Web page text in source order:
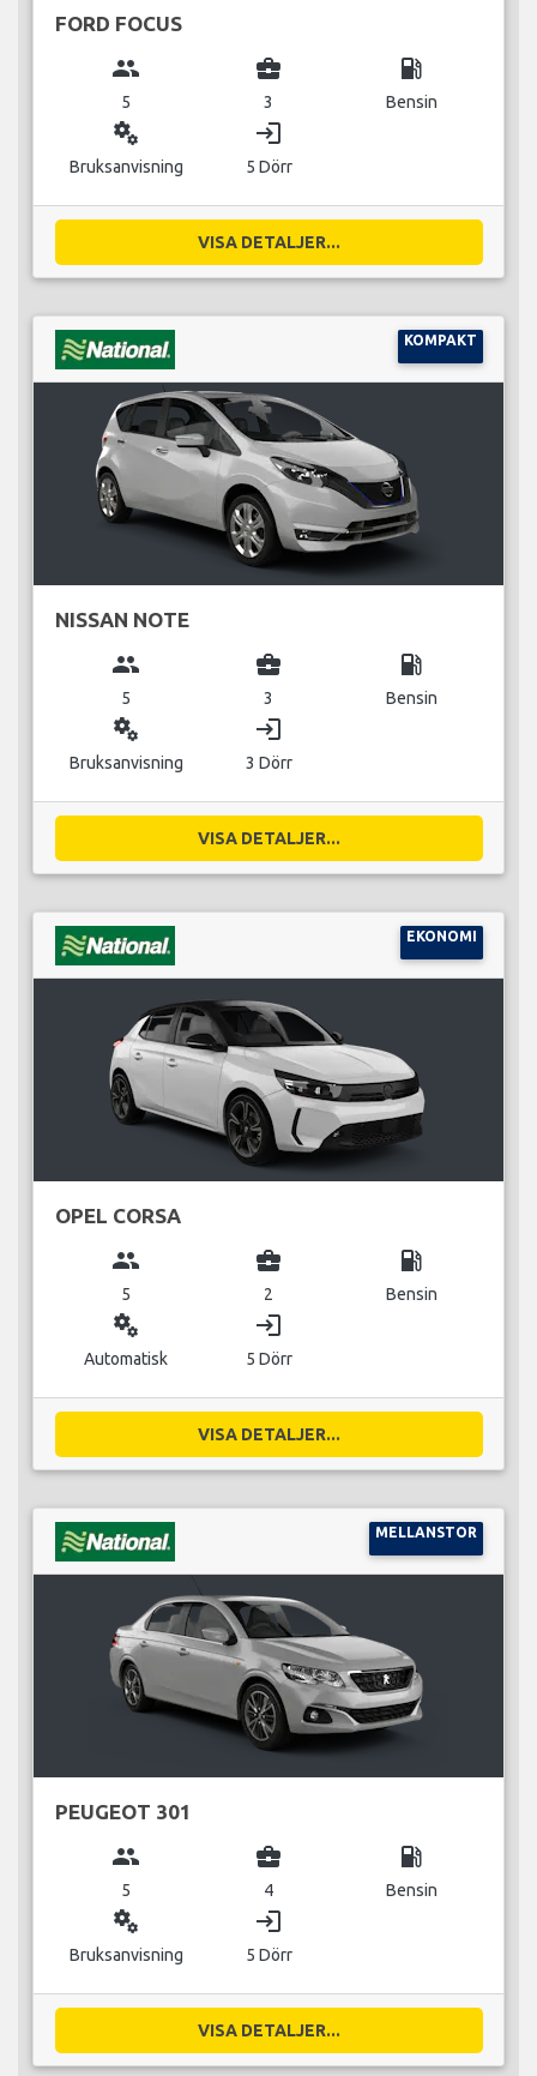
FORD FOCUS
group
5
business_center
3
local_gas_station
Bensin
miscellaneous_services
Bruksanvisning
login
5 Dörr
VISA DETALJER...
KOMPAKT
NISSAN NOTE
group
5
business_center
3
local_gas_station
Bensin
miscellaneous_services
Bruksanvisning
login
3 Dörr
VISA DETALJER...
EKONOMI
OPEL CORSA
group
5
business_center
2
local_gas_station
Bensin
miscellaneous_services
Automatisk
login
5 Dörr
VISA DETALJER...
MELLANSTOR
PEUGEOT 301
group
5
business_center
4
local_gas_station
Bensin
miscellaneous_services
Bruksanvisning
login
5 Dörr
VISA DETALJER...